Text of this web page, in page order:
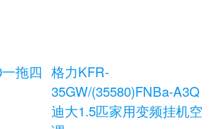
拖四 格力KFR-
35GW/(35580)FNBa-A3Q
迪大1.5匹家用变频挂机空